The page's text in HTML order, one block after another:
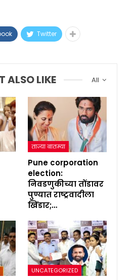
Twitter
All
ALSO LIKE
ताज्या बातम्या
Pune corporation
election:
निवडणुकीच्या तोंडावर
पुण्यात राष्ट्रवादीला
खिंडार;…
UNCATEGORIZED